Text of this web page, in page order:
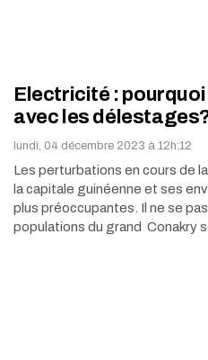
Electricité :
avec les
lundi, 04 décembre 2023 à 12h:12
Les perturbations en cours de
la capitale guinéenne et ses
plus préoccupantes. Il ne se
populations du grand Conakry